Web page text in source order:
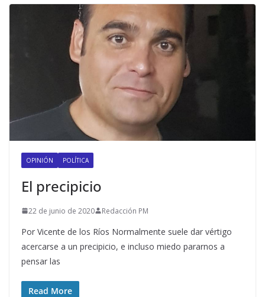
OPINIÓN POLÍTICA
El precipicio
22 de junio de 2020 Redacción PM
Por Vicente de los Ríos Normalmente suele dar vértigo
acercarse a un precipicio, e incluso miedo pararnos a
pensar las
Read More